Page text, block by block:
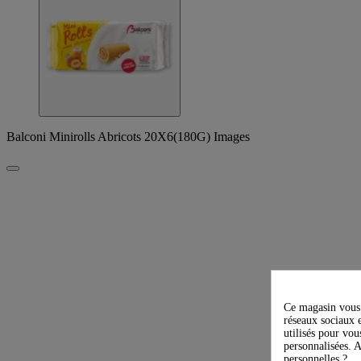
Balconi Minirolls Abricots 20X6(180G) Images
Ce magasin
réseaux sociaux
utilisés pour
personnalisées.